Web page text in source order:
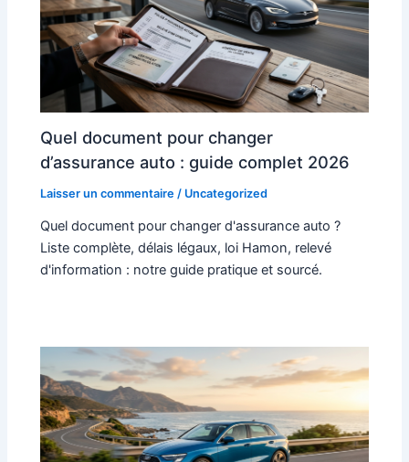
Quel document pour changer
d’assurance auto : guide complet 2026
Laisser un commentaire / Uncategorized
Quel document pour changer d'assurance auto ?
Liste complète, délais légaux, loi Hamon, relevé
d'information : notre guide pratique et sourcé.